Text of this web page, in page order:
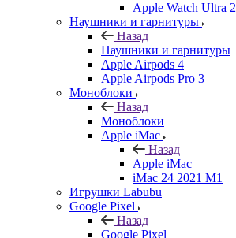
Apple Watch Ultra 2
Наушники и гарнитуры
Назад
Наушники и гарнитуры
Apple Airpods 4
Apple Airpods Pro 3
Моноблоки
Назад
Моноблоки
Apple iMac
Назад
Apple iMac
iMac 24 2021 M1
Игрушки Labubu
Google Pixel
Назад
Google Pixel